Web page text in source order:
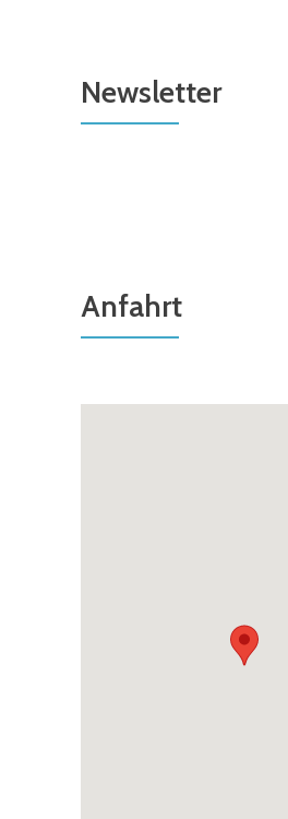
Newsletter
Anfahrt